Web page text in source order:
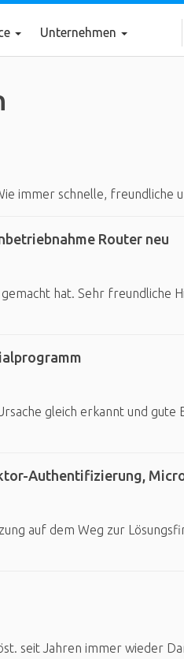
Unternehmen
immer schnelle, freundliche
Router neu
hat. Sehr freundliche
gleich erkannt und gute
Authentifizierung,
auf dem Weg zur
seit Jahren immer wieder